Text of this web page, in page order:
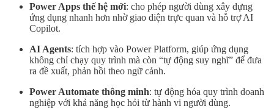
Power Apps thế hệ mới: cho phép người dùng xây dựng
ứng dụng nhanh hơn nhờ giao diện trực quan và hỗ trợ AI
Copilot.
AI Agents: tích hợp vào Power Platform, giúp ứng dụng
không chỉ chạy quy trình mà còn “tự động suy nghĩ” để đưa
ra đề xuất, phản hồi theo ngữ cảnh.
Power Automate thông minh: tự động hóa quy trình doanh
nghiệp với khả năng học hỏi từ hành vi người dùng.